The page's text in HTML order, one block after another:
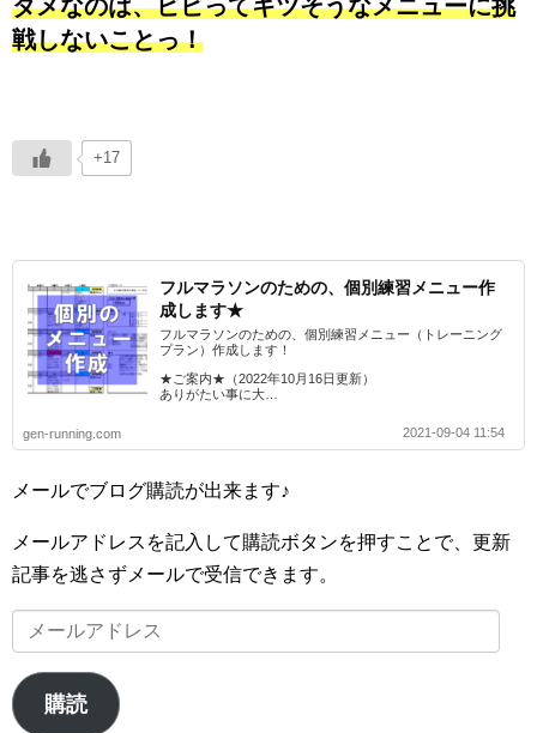
ダメなのは、ビビってキツそうなメニューに挑
戦しないことっ！
+17
フルマラソンのための、個別練習メニュー作
成します★
フルマラソンのための、個別練習メニュー（トレーニング
プラン）作成します！
★ご案内★（2022年10月16日更新）
ありがたい事に大…
gen-running.com 2021-09-04 11:54
メールでブログ購読が出来ます♪
メールアドレスを記入して購読ボタンを押すことで、更新
記事を逃さずメールで受信できます。
ー
ル
ア
購読